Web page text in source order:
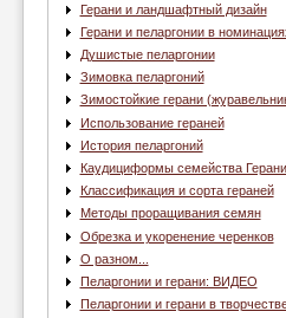
Герани и ландшафтный дизайн
Герани и пеларгонии в
Душистые пеларгонии
Зимовка пеларгоний
Зимостойкие герани
Использование гераней
История пеларгоний
Каудициформы семейства
Классификация и сорта гераней
Методы проращивания семян
Обрезка и укоренение черенков
О разном...
Пеларгонии и герани: ВИДЕО
Пеларгонии и герани в